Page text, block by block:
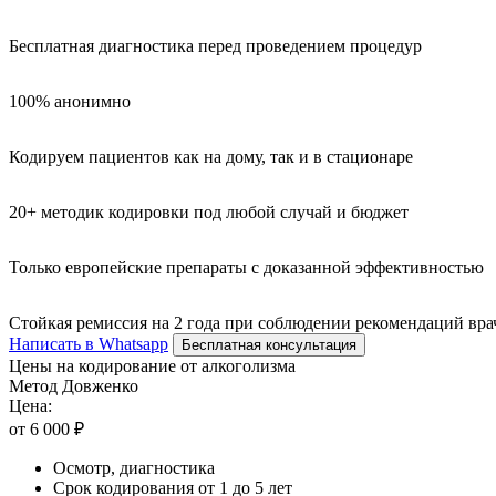
Бесплатная диагностика перед проведением процедур
100% анонимно
Кодируем пациентов как на дому, так и в стационаре
20+ методик кодировки под любой случай и бюджет
Только европейские препараты с доказанной эффективностью
Стойкая ремиссия на 2 года при соблюдении рекомендаций
Написать в Whatsapp
Бесплатная консультация
Цены на кодирование от алкоголизма
Метод Довженко
Цена:
от 6 000 ₽
Осмотр, диагностика
Срок кодирования от 1 до 5 лет